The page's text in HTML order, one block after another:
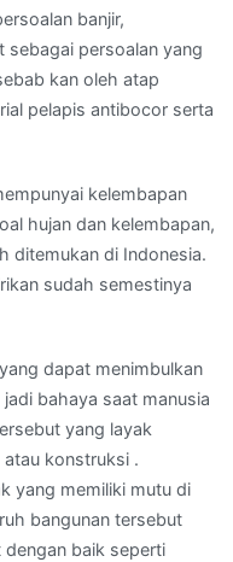
banjir,
sebagai persoalan yang
kan oleh atap
pelapis antibocor serta
kelembapan
hujan dan kelembapan,
ditemukan di Indonesia.
sudah semestinya
dapat menimbulkan
bahaya saat manusia
yang layak
konstruksi .
yang memiliki mutu di
bangunan tersebut
baik seperti